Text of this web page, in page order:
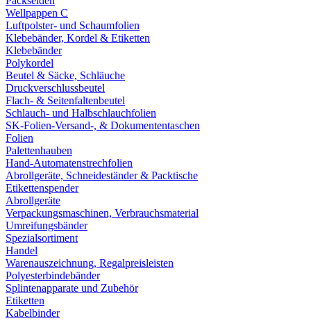
Wellpappen C
Luftpolster- und Schaumfolien
Klebebänder, Kordel & Etiketten
Klebebänder
Polykordel
Beutel & Säcke, Schläuche
Druckverschlussbeutel
Flach- & Seitenfaltenbeutel
Schlauch- und Halbschlauchfolien
SK-Folien-Versand-, & Dokumententaschen
Folien
Palettenhauben
Hand-Automatenstrechfolien
Abrollgeräte, Schneideständer & Packtische
Etikettenspender
Abrollgeräte
Verpackungsmaschinen, Verbrauchsmaterial
Umreifungsbänder
Spezialsortiment
Handel
Warenauszeichnung, Regalpreisleisten
Polyesterbindebänder
Splintenapparate und Zubehör
Etiketten
Kabelbinder